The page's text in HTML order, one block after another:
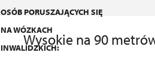
OSÓB PORUSZAJĄCYCH SIĘ
NA WÓZKACH
INWALIDZKICH:
Wysokie na 90